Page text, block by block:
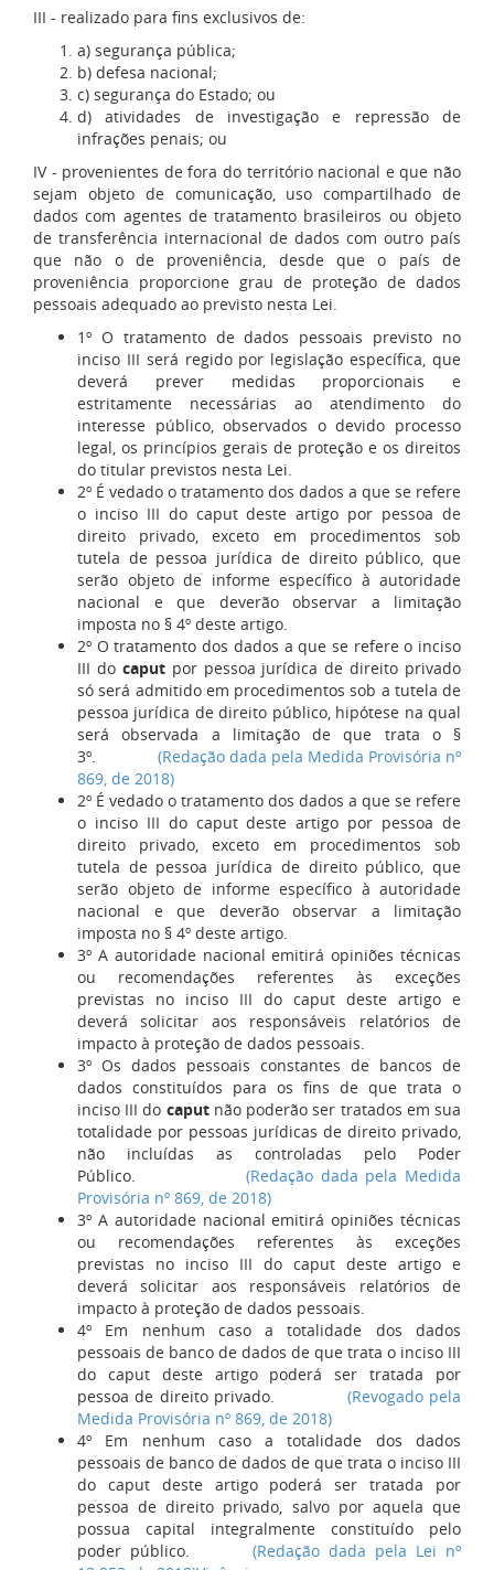
III - realizado para fins exclusivos de:
a) segurança pública;
b) defesa nacional;
c) segurança do Estado; ou
d) atividades de investigação e repressão de
infrações penais; ou
IV - provenientes de fora do território nacional e que não
sejam objeto de comunicação, uso compartilhado de
dados com agentes de tratamento brasileiros ou objeto
de transferência internacional de dados com outro país
que não o de proveniência, desde que o país de
proveniência proporcione grau de proteção de dados
pessoais adequado ao previsto nesta Lei.
1º O tratamento de dados pessoais previsto no
inciso III será regido por legislação específica, que
deverá prever medidas proporcionais e
estritamente necessárias ao atendimento do
interesse público, observados o devido processo
legal, os princípios gerais de proteção e os direitos
do titular previstos nesta Lei.
2º É vedado o tratamento dos dados a que se refere
o inciso III do caput deste artigo por pessoa de
direito privado, exceto em procedimentos sob
tutela de pessoa jurídica de direito público, que
serão objeto de informe específico à autoridade
nacional e que deverão observar a limitação
imposta no § 4º deste artigo.
2º O tratamento dos dados a que se refere o inciso
III do caput por pessoa jurídica de direito privado
só será admitido em procedimentos sob a tutela de
pessoa jurídica de direito público, hipótese na qual
será observada a limitação de que trata o §
3º. (Redação dada pela Medida Provisória nº
869, de 2018)
2º É vedado o tratamento dos dados a que se refere
o inciso III do caput deste artigo por pessoa de
direito privado, exceto em procedimentos sob
tutela de pessoa jurídica de direito público, que
serão objeto de informe específico à autoridade
nacional e que deverão observar a limitação
imposta no § 4º deste artigo.
3º A autoridade nacional emitirá opiniões técnicas
ou recomendações referentes às exceções
previstas no inciso III do caput deste artigo e
deverá solicitar aos responsáveis relatórios de
impacto à proteção de dados pessoais.
3º Os dados pessoais constantes de bancos de
dados constituídos para os fins de que trata o
inciso III do caput não poderão ser tratados em sua
totalidade por pessoas jurídicas de direito privado,
não incluídas as controladas pelo Poder
Público. (Redação dada pela Medida
Provisória nº 869, de 2018)
3º A autoridade nacional emitirá opiniões técnicas
ou recomendações referentes às exceções
previstas no inciso III do caput deste artigo e
deverá solicitar aos responsáveis relatórios de
impacto à proteção de dados pessoais.
4º Em nenhum caso a totalidade dos dados
pessoais de banco de dados de que trata o inciso III
do caput deste artigo poderá ser tratada por
pessoa de direito privado. (Revogado pela
Medida Provisória nº 869, de 2018)
4º Em nenhum caso a totalidade dos dados
pessoais de banco de dados de que trata o inciso III
do caput deste artigo poderá ser tratada por
pessoa de direito privado, salvo por aquela que
possua capital integralmente constituído pelo
poder público. (Redação dada pela Lei nº